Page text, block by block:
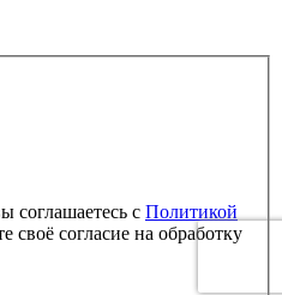
соглашаетесь с Политикой
своё согласие на обработку